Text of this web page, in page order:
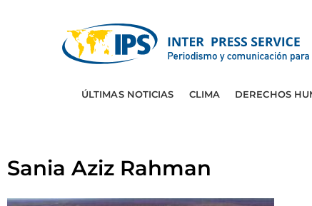
ÚLTIMAS NOTICIAS CLIMA DERECHOS
Sania Aziz Rahman